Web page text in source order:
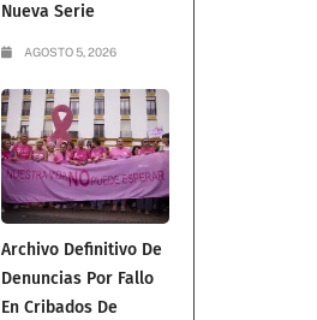
Nueva Serie
AGOSTO 5, 2026
Archivo Definitivo De
Denuncias Por Fallo
En Cribados De